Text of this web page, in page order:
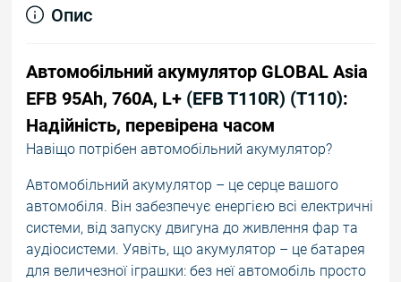
Опис
Автомобільний акумулятор GLOBAL Asia
EFB 95Ah, 760A, L+ (EFB T110R) (T110):
Надійність, перевірена часом
Навіщо потрібен автомобільний акумулятор?
Автомобільний акумулятор – це серце вашого
автомобіля. Він забезпечує енергією всі електричні
системи, від запуску двигуна до живлення фар та
аудіосистеми. Уявіть, що акумулятор – це батарея
для величезної іграшки: без неї автомобіль просто